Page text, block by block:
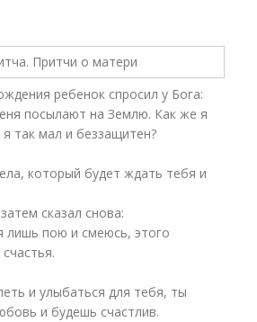
ребенок спросил у Бога:
посылают на Землю. Как же я
так мал и беззащитен?
который будет ждать тебя и
сказал снова:
лишь пою и смеюсь, этого
и улыбаться для тебя, ты
и будешь счастлив.